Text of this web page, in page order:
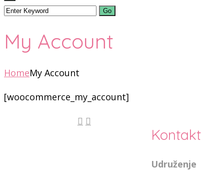
My Account
HomeMy Account
[woocommerce_my_account]
Kontakt
Udruženje